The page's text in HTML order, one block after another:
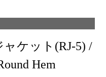
ケット(RJ-5) /
Hem